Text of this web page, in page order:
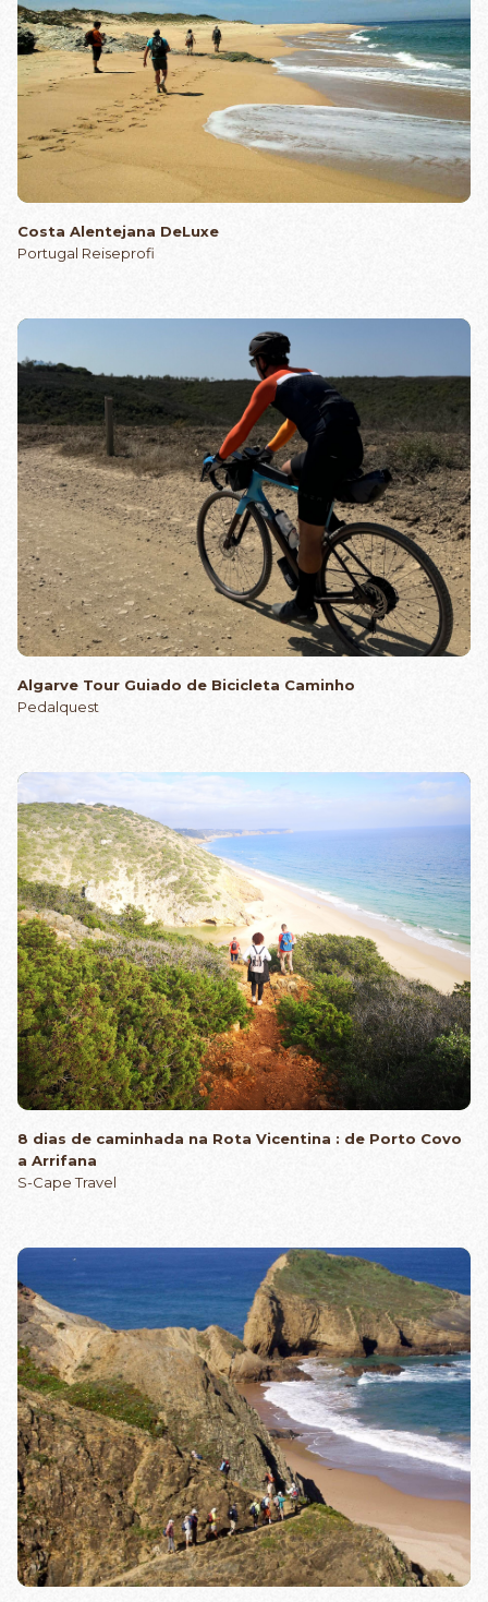
Costa Alentejana DeLuxe
Portugal Reiseprofi
Algarve Tour Guiado de Bicicleta Caminho
Pedalquest
8 dias de caminhada na Rota Vicentina : de Porto Covo
a Arrifana
S-Cape Travel